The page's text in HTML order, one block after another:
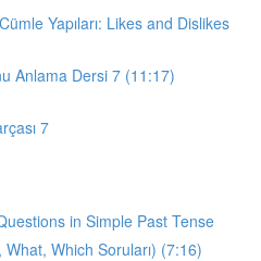
Yapıları: Likes and Dislikes
Anlama Dersi 7 (11:17)
7
in Simple Past Tense
Which Soruları) (7:16)